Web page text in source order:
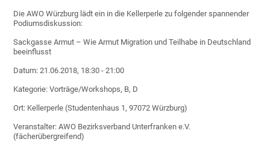
Die AWO Würzburg lädt ein in die Kellerperle zu folgender spannender
Podiumsdiskussion:
Sackgasse Armut – Wie Armut Migration und Teilhabe in Deutschland
beeinflusst
Datum: 21.06.2018, 18:30 - 21:00
Kategorie: Vorträge/Workshops, B, D
Ort: Kellerperle (Studentenhaus 1, 97072 Würzburg)
Veranstalter: AWO Bezirksverband Unterfranken e.V.
(fächerübergreifend)